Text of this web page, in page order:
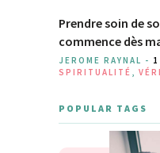
Prendre soin de
commence dès
JEROME RAYNAL -
SPIRITUALITÉ ,
POPULAR TAGS